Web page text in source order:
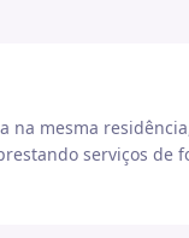
na mesma
serviços de